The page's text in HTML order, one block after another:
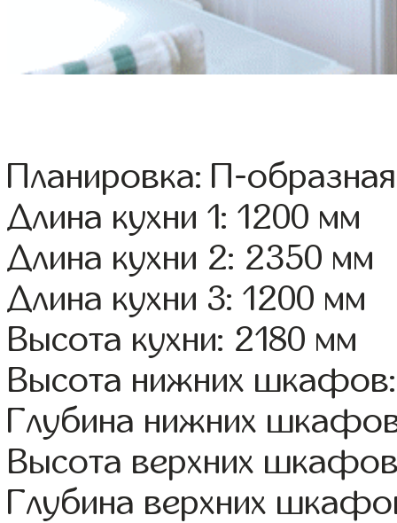
Планировка: П-образная
Длина кухни 1: 1200 мм
Длина кухни 2: 2350 мм
Длина кухни 3: 1200 мм
Высота кухни: 2180 мм
Высота нижних
Глубина нижних
Высота верхних
Глубина верхних